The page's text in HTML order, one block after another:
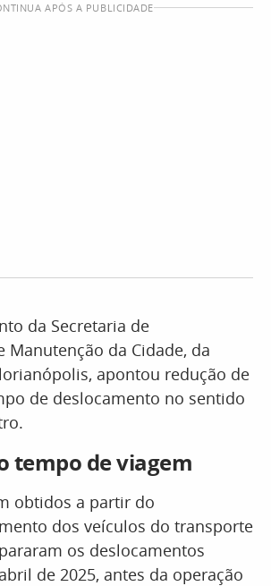
APÓS A PUBLICIDADE
da Secretaria de
Manutenção da Cidade, da
apontou redução de
de deslocamento no sentido
tempo de viagem
obtidos a partir do
dos veículos do transporte
os deslocamentos
de 2025, antes da operação